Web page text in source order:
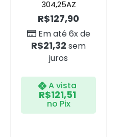
304,25AZ
R$127,90
Em até 6x de
R$21,32 sem
juros
A vista
R$121,51
no Pix